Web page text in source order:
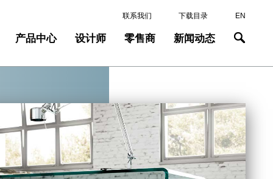
产品中心 设计师 零售商 新闻动态
联系我们 下载目录 EN